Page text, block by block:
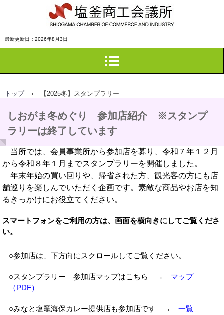
塩釜商工会議所
最新更新日：2026年8月3日
トップ › 【2025冬】スタンプラリー
しおがま冬めぐり 参加店紹介 ※スタンプ
ラリーは終了しています
当所では、会員事業所から参加店を募り、令和７年１２月
から令和８年１月までスタンプラリーを開催しました。
年末年始の買い回りや、帰省された方、観光客の方にも店
舗巡りを楽しんでいただく企画です。素敵な商品やお店を知
るきっかけにお役立てください。
スマートフォンをご利用の方は、画面を横向きにしてご覧くださ
い。
○参加店は、下方向にスクロールしてご覧ください。
○スタンプラリー 参加店マップはこちら → マップ
（PDF）
○みなと塩竈海保カレー提供店も参加店です → 一覧